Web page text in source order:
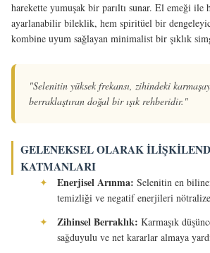
harekette yumuşak bir parıltı sunar. El emeği ile
ayarlanabilir bileklik, hem spiritüel bir
kombine uyum sağlayan minimalist bir şıklık
"Selenitin yüksek frekansı, zihindeki
berraklaştıran doğal bir ışık rehberidir."
GELENEKSEL OLARAK
KATMANLARI
✦ Enerjisel Arınma: Selenitin en
temizliği ve negatif enerjileri
✦
Zihinsel Berraklık: Karmaşık
sağduyulu ve net kararlar almaya